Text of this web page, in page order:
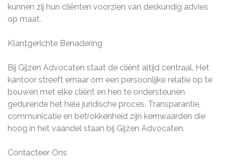
kunnen zij hun cliënten voorzien van deskundig advies
op maat.
Klantgerichte Benadering
Bij Gijzen Advocaten staat de cliënt altijd centraal. Het
kantoor streeft ernaar om een persoonlijke relatie op te
bouwen met elke cliënt en hen te ondersteunen
gedurende het hele juridische proces. Transparantie,
communicatie en betrokkenheid zijn kernwaarden die
hoog in het vaandel staan bij Gijzen Advocaten.
Contacteer Ons